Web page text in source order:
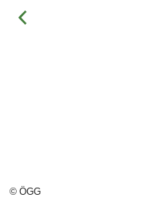
© ÖGG